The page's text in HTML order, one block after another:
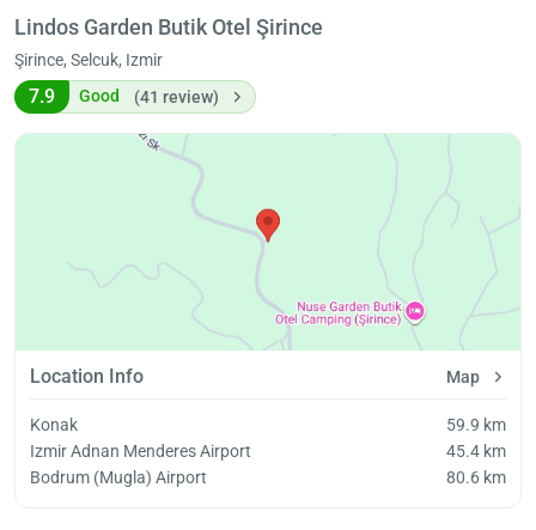
Lindos Garden Butik Otel Şirince
Şirince, Selcuk, Izmir
7.9 Good (41 review)
Location Info Map
Konak
59.9 km
Izmir Adnan Menderes Airport
45.4 km
Bodrum (Mugla) Airport
80.6 km